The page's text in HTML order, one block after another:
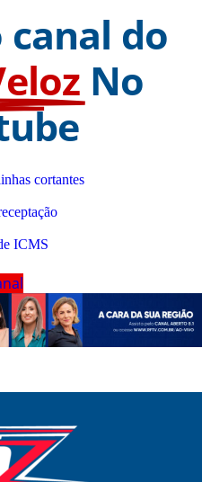
do
No
cortantes
ICMS